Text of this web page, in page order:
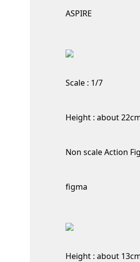
ASPIRE
Scale : 1/7
Height : about
Non scale Action
figma
Height : about